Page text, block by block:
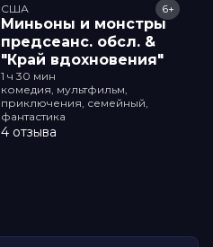
США
Миньоны и монстры
прeдсeанc. обсл. &
"Край вдохновения"
6+
1 ч 30 мин
комедия, мультфильм,
приключения, семейный,
фантастика
4 отзыва